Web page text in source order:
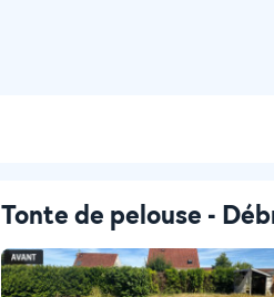
Tonte de pelouse -